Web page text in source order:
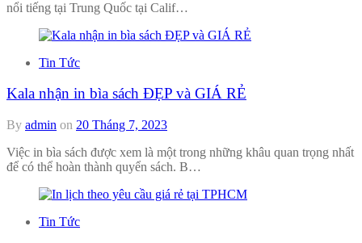
nổi tiếng tại Trung Quốc tại Calif…
Tin Tức
Kala nhận in bìa sách ĐẸP và GIÁ RẺ
By admin on 20 Tháng 7, 2023
Việc in bìa sách được xem là một trong những khâu quan trọng nhất
để có thể hoàn thành quyển sách. B…
Tin Tức